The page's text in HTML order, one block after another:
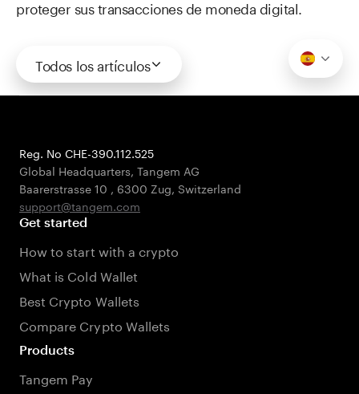
proteger sus transacciones de moneda digital.
Todos los artículos
Reg. No CHE-390.112.525
Global Headquarters, Tangem AG
Baarerstrasse 10 , 6300 Zug, Switzerland
support@tangem.com
Get started
How to start with a crypto
What is Cold Wallet
Best Crypto Wallets
Compare Crypto Wallets
Products
Tangem Pay